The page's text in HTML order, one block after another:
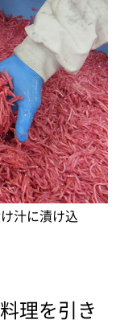
汁に漬け込
理を引き